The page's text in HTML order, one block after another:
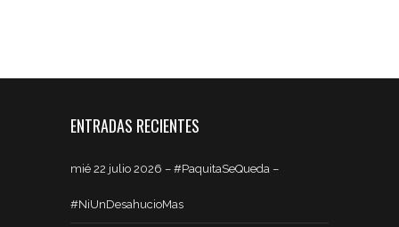
ENTRADAS RECIENTES
mié 22 julio 2026 – #PaquitaSeQueda –
#NiUnDesahucioMas